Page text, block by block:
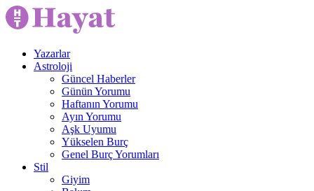
Yazarlar
Astroloji
Güncel Haberler
Günün Yorumu
Haftanın Yorumu
Ayın Yorumu
Aşk Uyumu
Yükselen Burç
Genel Burç Yorumları
Stil
Giyim